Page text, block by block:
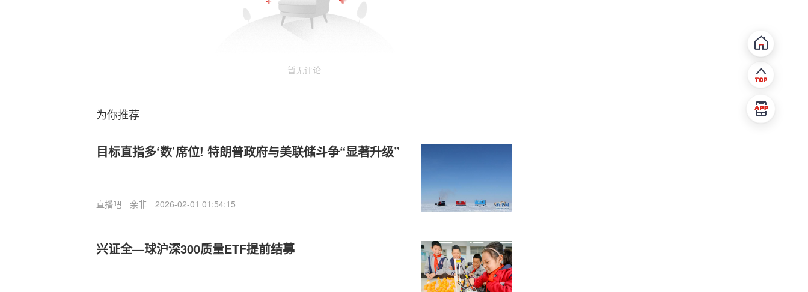
暂无评论
为你推荐
目标直指多‘数’席位! 特朗普政府与美联储斗争“显著升级”
直播吧 余非 2026-02-01 01:54:15
兴证全—球沪深300质量ETF提前结募